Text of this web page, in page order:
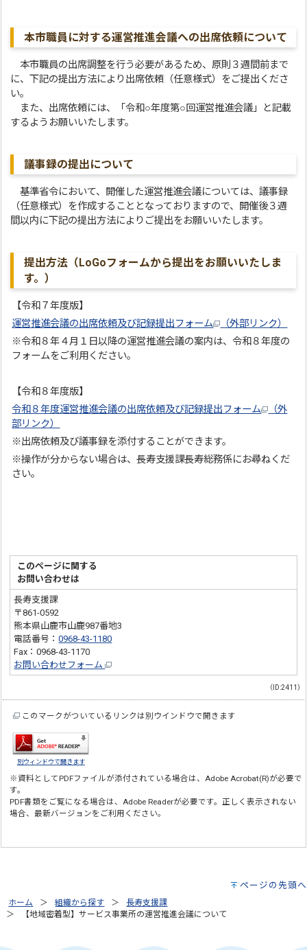
本市職員に対する運営推進会議への出席依頼について
本市職員の出席調整を行う必要があるため、原則３週間前まで
に、下記の提出方法により出席依頼（任意様式）をご提出くださ
い。
また、出席依頼には、「令和○年度第○回運営推進会議」と記載
するようお願いいたします。
議事録の提出について
基準省令において、開催した運営推進会議については、議事録
（任意様式）を作成することとなっておりますので、開催後３週
間以内に下記の提出方法によりご提出をお願いいたします。
提出方法（LoGoフォームから提出をお願いいたしま
す。）
【令和７年度版】
運営推進会議の出席依頼及び記録提出フォーム
（外部リンク）
※令和８年４月１日以降の運営推進会議の案内は、令和８年度の
フォームをご利用ください。
【令和８年度版】
令和８年度運営推進会議の出席依頼及び記録提出フォーム
（外
部リンク）
※出席依頼及び議事録を添付することができます。
※操作が分からない場合は、長寿支援課長寿総務係にお尋ねくだ
さい。
このページに関する
お問い合わせは
長寿支援課
〒861-0592
熊本県山鹿市山鹿987番地3
電話番号：0968-43-1180
Fax：0968-43-1170
お問い合わせフォーム
（ID:2411）
このマークがついているリンクは別ウインドウで開きます
別ウィンドウで開きます
※資料としてPDFファイルが添付されている場合は、 Adobe Acrobat(R)が必要で
す。
PDF書類をご覧になる場合は、 Adobe Readerが必要です。正しく表示されない
場合、最新バージョンをご利用ください。
ページの先頭へ
ホーム 組織から探す
長寿支援課
【地域密着型】サービス事業所の運営推進会議について